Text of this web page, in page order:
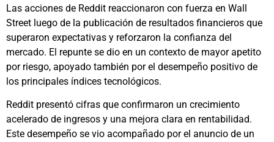
Las acciones de Reddit reaccionaron con fuerza en Wall
Street luego de la publicación de resultados financieros que
superaron expectativas y reforzaron la confianza del
mercado. El repunte se dio en un contexto de mayor apetito
por riesgo, apoyado también por el desempeño positivo de
los principales índices tecnológicos.
Reddit presentó cifras que confirmaron un crecimiento
acelerado de ingresos y una mejora clara en rentabilidad.
Este desempeño se vio acompañado por el anuncio de un